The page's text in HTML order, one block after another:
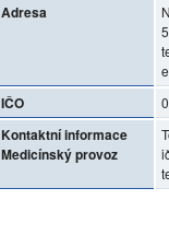
Adresa
IČO
Kontaktní informace
Medicínský provoz